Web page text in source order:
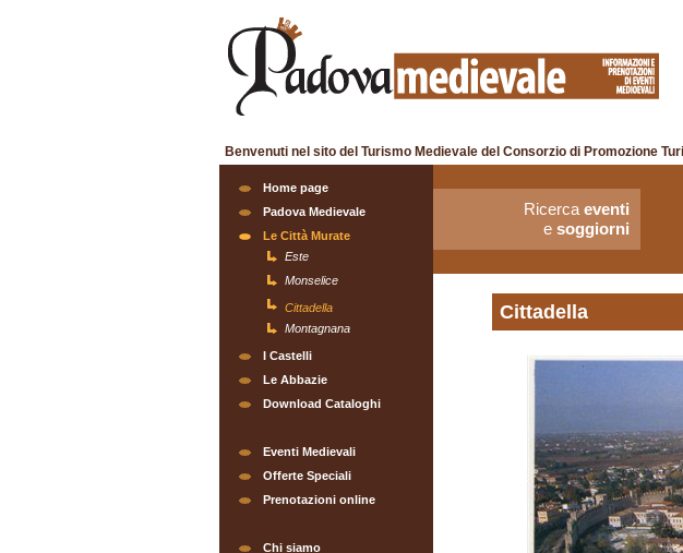
Benvenuti nel sito del Turismo Medievale del Consorzio di Promozione
Home page
Padova Medievale
Le Città Murate
Este
Monselice
Cittadella
Montagnana
I Castelli
Le Abbazie
Download Cataloghi
Eventi Medievali
Offerte Speciali
Prenotazioni online
Chi siamo
Ricerca eventi
e soggiorni
Cittadella